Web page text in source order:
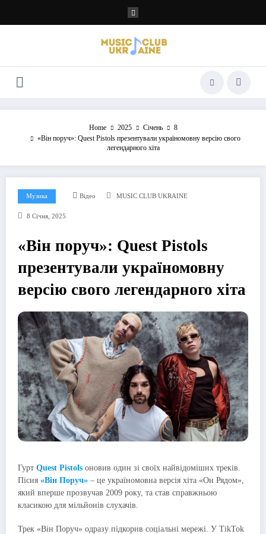
контенту
Home 2025 Січень
8
«Він поруч»: Quest Pistols презентували україномовну версію свого
легендарного хіта
Музика Відео MUSIC CLUB UKRAINE
8 Січня, 2025
«Він поруч»: Quest Pistols
презентували україномовну
версію свого легендарного хіта
Гурт Quest Pistols оновив один зі своїх найвідоміших треків.
Пісня «Він Поруч» – це україномовна версія хіта «Он Рядом»,
який вперше прозвучав 2009 року, та став справжньою
класикою для мільйонів слухачів.
Трек «Він Поруч» одразу підкорив соціальні мережі. У TikTok